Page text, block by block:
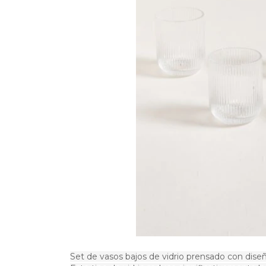
Set de vasos bajos de vidrio prensado con